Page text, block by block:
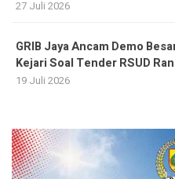
27 Juli 2026
GRIB Jaya Ancam Demo
Kejari Soal Tender RSUD
19 Juli 2026